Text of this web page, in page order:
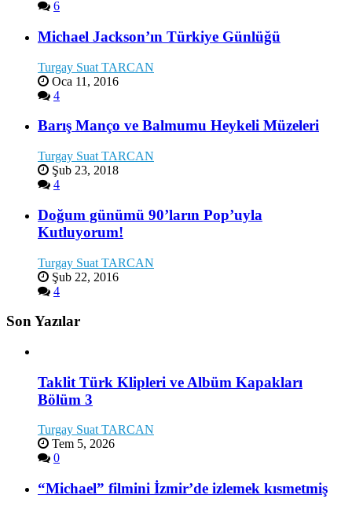
6
Michael Jackson’ın Türkiye Günlüğü
Turgay Suat TARCAN
Oca 11, 2016
4
Barış Manço ve Balmumu Heykeli Müzeleri
Turgay Suat TARCAN
Şub 23, 2018
4
Doğum günümü 90’ların Pop’uyla
Kutluyorum!
Turgay Suat TARCAN
Şub 22, 2016
4
Son Yazılar
Taklit Türk Klipleri ve Albüm Kapakları
Bölüm 3
Turgay Suat TARCAN
Tem 5, 2026
0
“Michael” filmini İzmir’de izlemek kısmetmiş